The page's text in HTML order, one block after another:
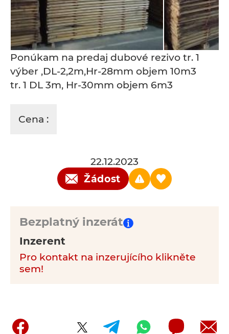
Ponúkam na predaj dubové rezivo tr. 1
výber ,DL-2,2m,Hr-28mm objem 10m3
tr. 1 DL 3m, Hr-30mm objem 6m3
Cena :
22.12.2023
Žádost
Bezplatný inzerát
Inzerent
Pro kontakt na inzerujícího klikněte
sem!